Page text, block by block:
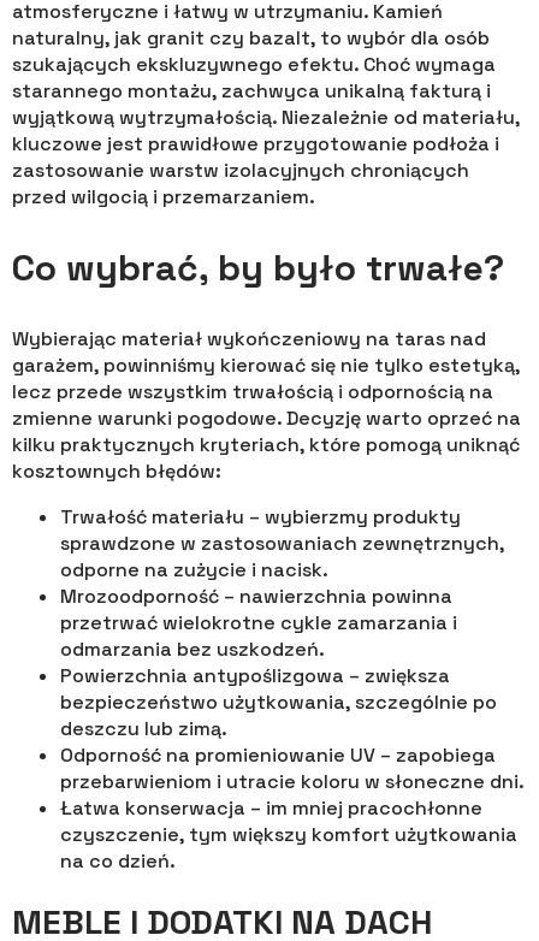
atmosferyczne i łatwy w utrzymaniu. Kamień
naturalny, jak granit czy bazalt, to wybór dla osób
szukających ekskluzywnego efektu. Choć wymaga
starannego montażu, zachwyca unikalną fakturą i
wyjątkową wytrzymałością. Niezależnie od materiału,
kluczowe jest prawidłowe przygotowanie podłoża i
zastosowanie warstw izolacyjnych chroniących
przed wilgocią i przemarzaniem.
Co wybrać, by było trwałe?
Wybierając materiał wykończeniowy na taras nad
garażem, powinniśmy kierować się nie tylko estetyką,
lecz przede wszystkim trwałością i odpornością na
zmienne warunki pogodowe. Decyzję warto oprzeć na
kilku praktycznych kryteriach, które pomogą uniknąć
kosztownych błędów:
Trwałość materiału – wybierzmy produkty
sprawdzone w zastosowaniach zewnętrznych,
odporne na zużycie i nacisk.
Mrozoodporność – nawierzchnia powinna
przetrwać wielokrotne cykle zamarzania i
odmarzania bez uszkodzeń.
Powierzchnia antypoślizgowa – zwiększa
bezpieczeństwo użytkowania, szczególnie po
deszczu lub zimą.
Odporność na promieniowanie UV – zapobiega
przebarwieniom i utracie koloru w słoneczne dni.
Łatwa konserwacja – im mniej pracochłonne
czyszczenie, tym większy komfort użytkowania
na co dzień.
MEBLE I DODATKI NA DACH